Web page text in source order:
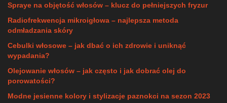
Spraye na objętość włosów – klucz do pełniejszych fryzur
Radiofrekwencja mikroigłowa – najlepsza metoda
odmładzania skóry
Cebulki włosowe – jak dbać o ich zdrowie i uniknąć
wypadania?
Olejowanie włosów – jak często i jak dobrać olej do
porowatości?
Modne jesienne kolory i stylizacje paznokci na sezon 2023